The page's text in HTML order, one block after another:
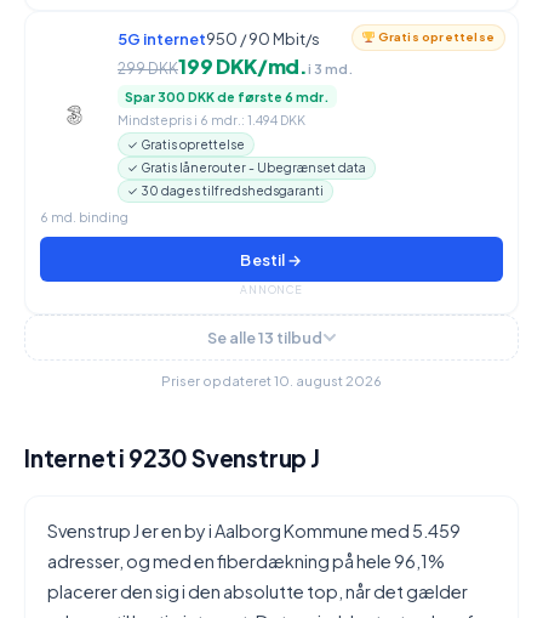
Gratis oprettelse
5G internet950 / 90 Mbit/s
299 DKK199 DKK/md.i 3 md.
Spar 300 DKK de første 6 mdr.
Mindstepris i 6 mdr.: 1.494 DKK
✓ Gratis oprettelse
✓ Gratis lånerouter - Ubegrænset data
✓ 30 dages tilfredshedsgaranti
6 md. binding
Bestil →
ANNONCE
Se alle 13 tilbud
Priser opdateret 10. august 2026
Internet i 9230 Svenstrup J
Svenstrup J er en by i Aalborg Kommune med 5.459
adresser, og med en fiberdækning på hele 96,1%
placerer den sig i den absolutte top, når det gælder